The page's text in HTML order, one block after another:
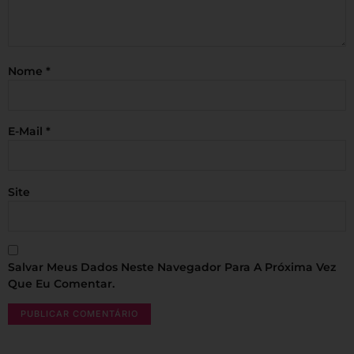
Nome *
E-Mail *
Site
Salvar Meus Dados Neste Navegador Para A Próxima Vez
Que Eu Comentar.